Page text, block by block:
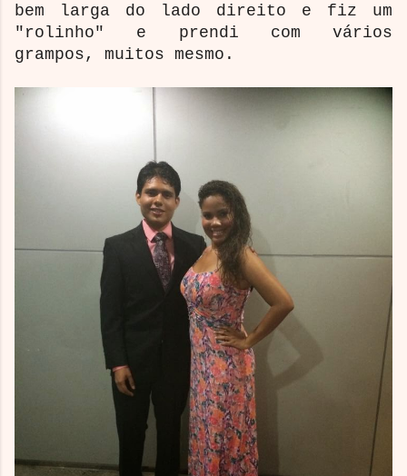
bem larga do lado direito e fiz um
"rolinho" e prendi com vários
grampos, muitos mesmo.